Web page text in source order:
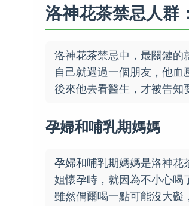
洛神花茶禁忌人群
洛神花茶禁忌中，最關鍵的
自己就遇過一個朋友，他血
後來他去看醫生，才被告知
孕婦和哺乳期媽媽
孕婦和哺乳期媽媽是洛神花
姐懷孕時，就因為不小心喝
雖然偶爾喝一點可能沒大礙